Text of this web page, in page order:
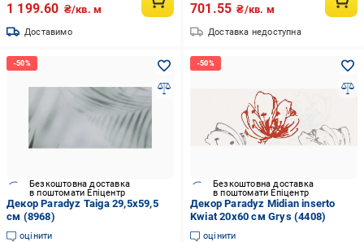
1 199.60 ₴/кв. м
Доставимо
701.55 ₴/кв. м
Доставка недоступна
Безкоштовна доставка
в поштомати Епіцентр
Декор Paradyz Taiga 29,5x59,5
см (8968)
оцінити
Безкоштовна доставка
в поштомати Епіцентр
Декор Paradyz Midian inserto
Kwiat 20x60 см Grys (4408)
оцінити